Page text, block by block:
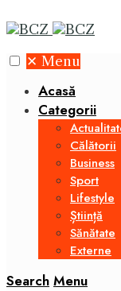
✕ Menu
Acasă
Categorii
Călătorii
Business
Sport
Lifestyle
Știință
Sănătate
Externe
Search Menu